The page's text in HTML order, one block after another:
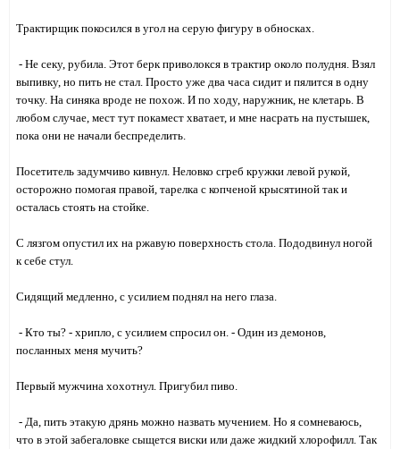
Трактирщик покосился в угол на серую фигуру в обносках.
- Не секу, рубила. Этот берк приволокся в трактир около полудня. Взял
выпивку, но пить не стал. Просто уже два часа сидит и пялится в одну
точку. На синяка вроде не похож. И по ходу, наружник, не клетарь. В
любом случае, мест тут покамест хватает, и мне насрать на пустышек,
пока они не начали беспределить.
Посетитель задумчиво кивнул. Неловко сгреб кружки левой рукой,
осторожно помогая правой, тарелка с копченой крысятиной так и
осталась стоять на стойке.
С лязгом опустил их на ржавую поверхность стола. Пододвинул ногой
к себе стул.
Сидящий медленно, с усилием поднял на него глаза.
- Кто ты? - хрипло, с усилием спросил он. - Один из демонов,
посланных меня мучить?
Первый мужчина хохотнул. Пригубил пиво.
- Да, пить этакую дрянь можно назвать мучением. Но я сомневаюсь,
что в этой забегаловке сыщется виски или даже жидкий хлорофилл. Так